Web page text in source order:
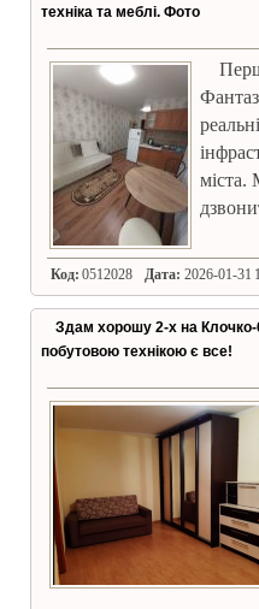
техніка та меблі. Фото
міста.
Код: 0512028 Дата: 2026-01-31
Здам хорошу 2-х на Клочко-
побутовою технікою є все!